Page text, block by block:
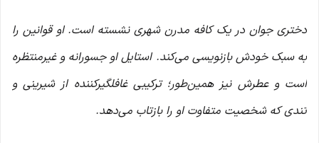
دختری جوان در یک کافه مدرن شهری نشسته است. او قوانین را
به سبک خودش بازنویسی می‌کند. استایل او جسورانه و غیرمنتظره
است و عطرش نیز همین‌طور؛ ترکیبی غافلگیرکننده از شیرینی و
تندی که شخصیت متفاوت او را بازتاب می‌دهد.